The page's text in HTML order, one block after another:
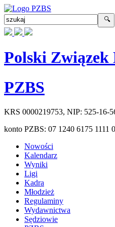
Polski Związek
PZBS
KRS 0000219753, NIP: 525-16-
konto PZBS: 07 1240 6175 1111
Nowości
Kalendarz
Wyniki
Ligi
Kadra
Młodzież
Regulaminy
Wydawnictwa
Sędziowie